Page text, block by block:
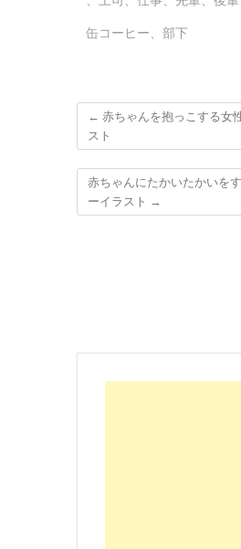
缶コーヒー、 部下
← 赤ちゃんを抱っこする女
スト
赤ちゃんにたかいたかいを
ーイラスト →